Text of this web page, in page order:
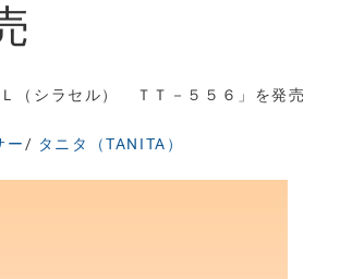
（シラセル） ＴＴ－５５６」を発売
ー / タニタ（TANITA）